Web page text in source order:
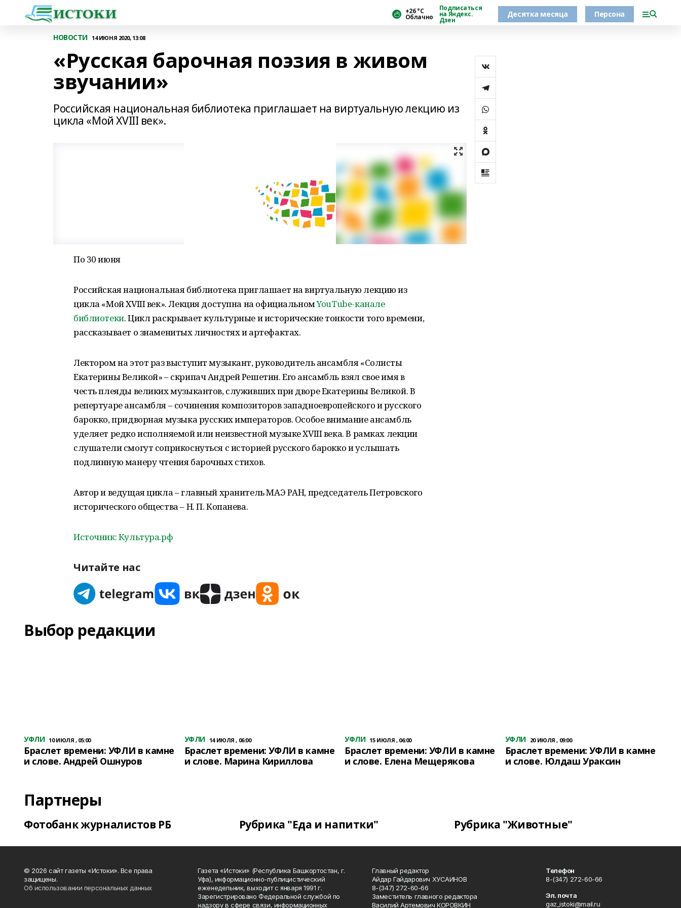
+26 °С
Облачно
Подписаться
на Яндекс.
Дзен
Десятка месяца Персона
НОВОСТИ 14 ИЮНЯ 2020, 13:08
«Русская барочная поэзия в живом
звучании»
Российская национальная библиотека приглашает на виртуальную лекцию из
цикла «Мой XVIII век».
По 30 июня
Российская национальная библиотека приглашает на виртуальную лекцию из
цикла «Мой XVIII век». Лекция доступна на официальномYouTube-канале
библиотеки. Цикл раскрывает культурные и исторические тонкости того времени,
рассказывает о знаменитых личностях и артефактах.
Лектором на этот раз выступит музыкант, руководитель ансамбля «Солисты
Екатерины Великой» – скрипач Андрей Решетин. Его ансамбль взял свое имя в
честь плеяды великих музыкантов, служивших при дворе Екатерины Великой. В
репертуаре ансамбля – сочинения композиторов западноевропейского и русского
барокко, придворная музыка русских императоров. Особое внимание ансамбль
уделяет редко исполняемой или неизвестной музыке XVIII века. В рамках лекции
слушатели смогут соприкоснуться с историей русского барокко и услышать
подлинную манеру чтения барочных стихов.
Автор и ведущая цикла – главный хранитель МАЭ РАН, председатель Петровского
исторического общества – Н. П. Копанева.
Источник: Культура.рф
Читайте нас
Выбор редакции
УФЛИ 10 ИЮЛЯ , 05:00
Браслет времени: УФЛИ в камне
и слове. Андрей Ошнуров
УФЛИ 14 ИЮЛЯ , 06:00
Браслет времени: УФЛИ в камне
и слове. Марина Кириллова
УФЛИ 15 ИЮЛЯ , 06:00
Браслет времени: УФЛИ в камне
и слове. Елена Мещерякова
УФЛИ 20 ИЮЛЯ , 09:00
Браслет времени: УФЛИ в камне
и слове. Юлдаш Ураксин
Партнеры
Фотобанк журналистов РБ Рубрика "Еда и напитки" Рубрика "Животные"
© 2026 сайт газеты «Истоки». Все права
защищены.
Об использовании персональных данных
Газета «Истоки» (Республика Башкортостан, г.
Уфа), информационно-публицистический
еженедельник, выходит с января 1991 г.
Зарегистрировано Федеральной службой по
надзору в сфере связи, информационных
Главный редактор
Айдар Гайдарович ХУСАИНОВ
8-(347) 272-60-66
Заместитель главного редактора
Василий Артемович КОРОВКИН
Телефон
8-(347) 272-60-66
Эл. почта
gaz_istoki@mail.ru